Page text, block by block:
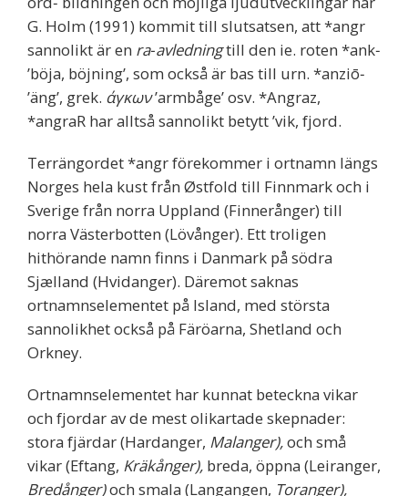
G. Holm (1991) kommit till slutsatsen, att *angr
sannolikt är en ra‐avledningtill den ie. roten *ank‐
’böja, böjning’, som också är bas till urn. *anziō‐
’äng’, grek. άγκων’armbåge’ osv. *Angraz,
*angraR har alltså sannolikt betytt ’vik, fjord.
Terrängordet *angr förekommer i ortnamn längs
Norges hela kust från Østfold till Finnmark och i
Sverige från norra Uppland (Finnerånger) till
norra Västerbotten (Lövånger). Ett troligen
hithörande namn finns i Danmark på södra
Sjælland (Hvidanger). Däremot saknas
ortnamnselementet på Island, med största
sannolikhet också på Färöarna, Shetland och
Orkney.
Ortnamnselementet har kunnat beteckna vikar
och fjordar av de mest olikartade skepnader:
stora fjärdar (Hardanger, Malanger),och små
vikar (Eftang, Kräkånger), breda, öppna (Leiranger,
Bredånger)och smala (Langangen, Toranger),